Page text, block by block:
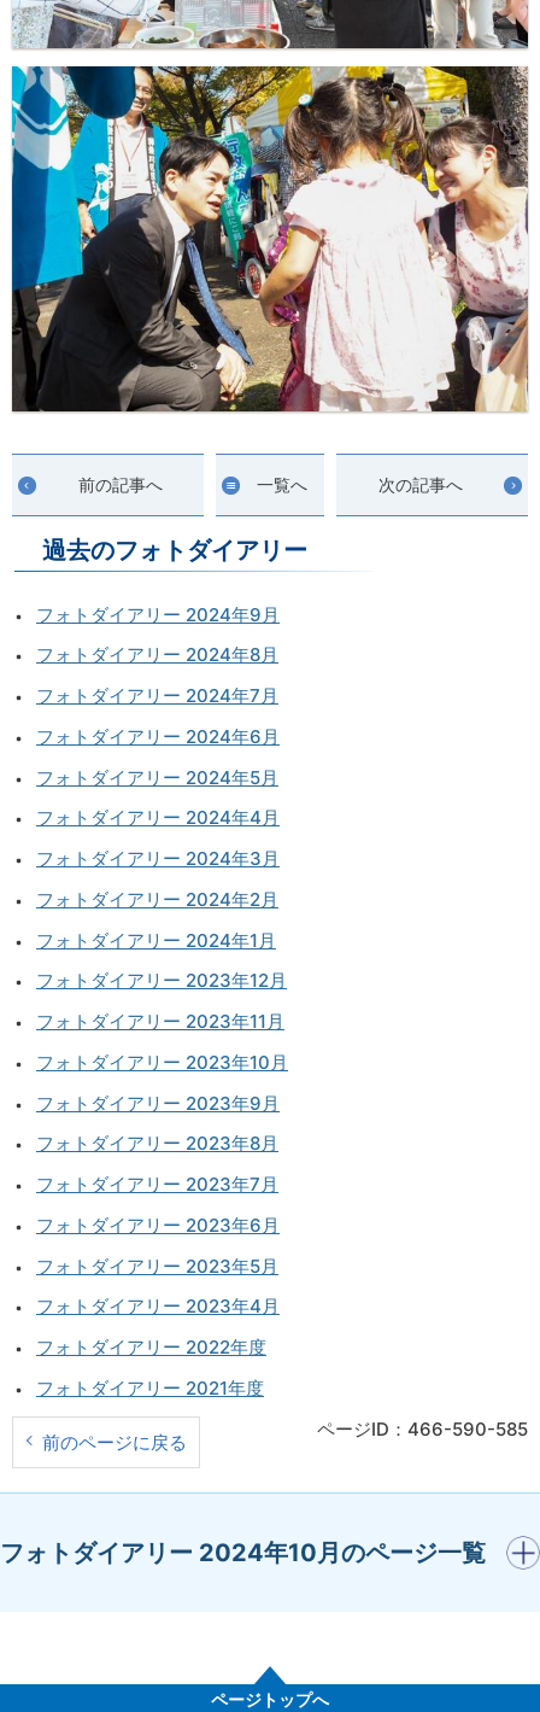
前の記事へ 一覧へ 次の記事へ
過去のフォトダイアリー
フォトダイアリー 2024年9月
フォトダイアリー 2024年8月
フォトダイアリー 2024年7月
フォトダイアリー 2024年6月
フォトダイアリー 2024年5月
フォトダイアリー 2024年4月
フォトダイアリー 2024年3月
フォトダイアリー 2024年2月
フォトダイアリー 2024年1月
フォトダイアリー 2023年12月
フォトダイアリー 2023年11月
フォトダイアリー 2023年10月
フォトダイアリー 2023年9月
フォトダイアリー 2023年8月
フォトダイアリー 2023年7月
フォトダイアリー 2023年6月
フォトダイアリー 2023年5月
フォトダイアリー 2023年4月
フォトダイアリー 2022年度
フォトダイアリー 2021年度
前のページに戻る
ページID：466-590-585
フォトダイアリー 2024年10月のページ一覧
開く
ページトップへ